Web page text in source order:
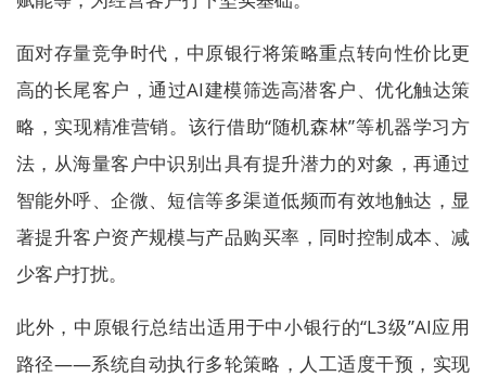
面对存量竞争时代，中原银行将策略重点转向性价比更
高的长尾客户，通过AI建模筛选高潜客户、优化触达策
略，实现精准营销。该行借助“随机森林”等机器学习方
法，从海量客户中识别出具有提升潜力的对象，再通过
智能外呼、企微、短信等多渠道低频而有效地触达，显
著提升客户资产规模与产品购买率，同时控制成本、减
少客户打扰。
此外，中原银行总结出适用于中小银行的“L3级”AI应用
路径——系统自动执行多轮策略，人工适度干预，实现